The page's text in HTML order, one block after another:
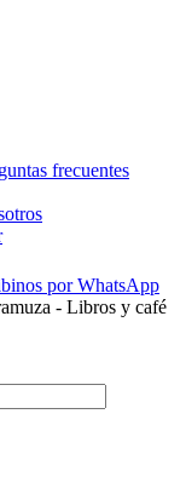
frecuentes
por WhatsApp
- Libros y café